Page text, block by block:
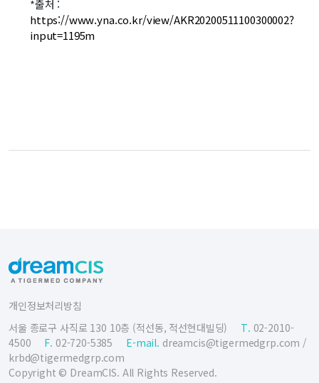
*출처 :
https://www.yna.co.kr/view/AKR20200511100300002?
input=1195m
개인정보처리방침
서울 종로구 사직로 130 10층 (적선동, 적선현대빌딩)
T. 02-2010-
4500
F. 02-720-5385 E-mail. dreamcis@tigermedgrp.com /
krbd@tigermedgrp.com
Copyright © DreamCIS. All Rights Reserved.